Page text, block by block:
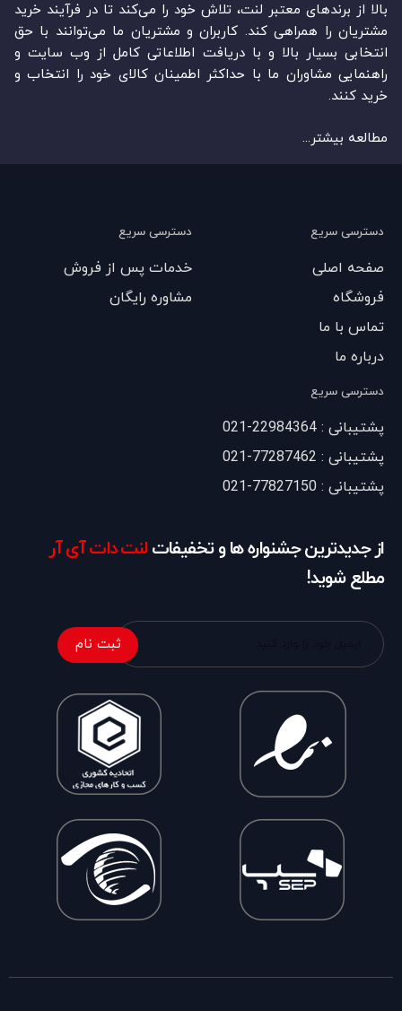
بالا از برندهای معتبر لنت، تلاش خود را می‌‏‏کند تا در فرآیند خرید
مشتریان را همراهی کند. کاربران و مشتریان ما می‏‏‌توانند با حق
انتخابی بسیار بالا و با دریافت اطلاعاتی کامل از وب سایت و
راهنمایی مشاوران ما با حداکثر اطمینان کالای خود را انتخاب و
خرید کنند.
مطالعه بیشتر...
دسترسی سریع
صفحه اصلی
فروشگاه
تماس با ما
درباره ما
دسترسی سریع
خدمات پس از فروش
مشاوره رایگان
دسترسی سریع
پشتیبانی : 22984364-021
پشتیبانی : 77287462-021
پشتیبانی : 77827150-021
از جدیدترین جشنواره ها و تخفیفاتلنت دات آی آر
مطلع شوید!
ثبت نام